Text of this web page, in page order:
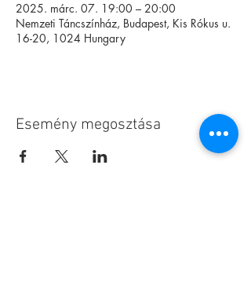
2025. márc. 07. 19:00 – 20:00
Nemzeti Táncszínház, Budapest, Kis Rókus u.
16-20, 1024 Hungary
Esemény megosztása